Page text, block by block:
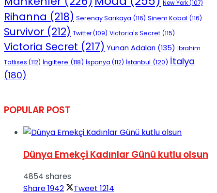
New York(107)
Rihanna (218) Serenay Sarıkaya (116) Sinem Kobal (116)
Survivor (212) Twitter(109) Victoria's Secret (115)
Victoria Secret (217) Yunan Adaları (135) İbrahim
Tatlıses (112) İngiltere (118) İspanya (112) İstanbul (120) İtalya
(180)
POPULAR POST
Dünya Emekçi Kadınlar Günü kutlu olsun
4854 shares
Share1942 Tweet 1214